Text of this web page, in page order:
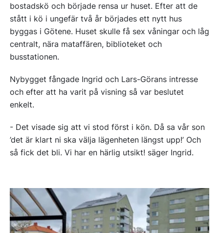
bostadskö och började rensa ur huset. Efter att de
stått i kö i ungefär två år börjades ett nytt hus
byggas i Götene. Huset skulle få sex våningar och låg
centralt, nära mataffären, biblioteket och
busstationen.
Nybygget fångade Ingrid och Lars-Görans intresse
och efter att ha varit på visning så var beslutet
enkelt.
- Det visade sig att vi stod först i kön. Då sa vår son
’det är klart ni ska välja lägenheten längst upp!’ Och
så fick det bli. Vi har en härlig utsikt! säger Ingrid.